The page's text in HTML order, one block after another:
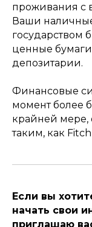
проживания с
Ваши
государством
ценные
депозитарии.
Финансовые
момент более
крайней мере,
таким, как
Если вы
начать свои
приглашаю